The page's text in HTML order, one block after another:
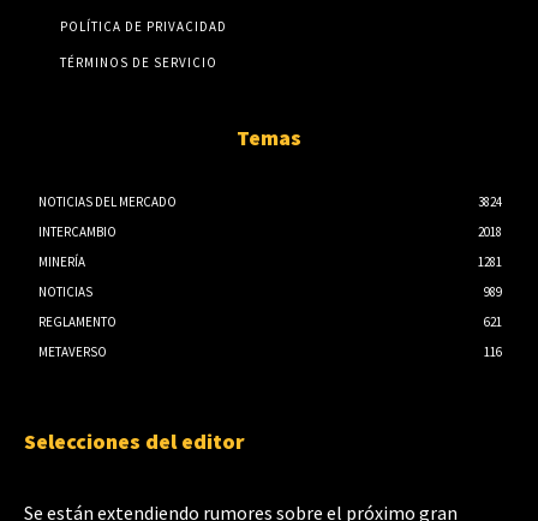
POLÍTICA DE PRIVACIDAD
TÉRMINOS DE SERVICIO
Temas
NOTICIAS DEL MERCADO
3824
INTERCAMBIO
2018
MINERÍA
1281
NOTICIAS
989
REGLAMENTO
621
METAVERSO
116
Selecciones del editor
Se están extendiendo rumores sobre el próximo gran